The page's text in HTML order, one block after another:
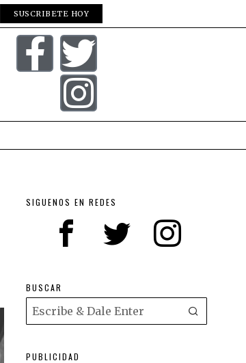
SUSCRIBETE HOY
SIGUENOS EN REDES
BUSCAR
PUBLICIDAD